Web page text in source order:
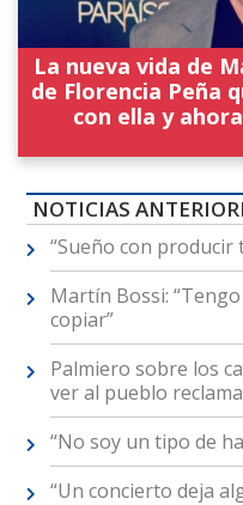
La nueva vida de
de Florencia Peña
con ella y
NOTICIAS
“Sueño con producir
Martín Bossi:
copiar”
Palmiero sobre los
ver al pueblo
“No soy un tipo de
“Un concierto deja